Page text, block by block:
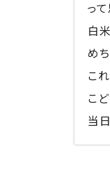
っ
白
め
こ
こ
当